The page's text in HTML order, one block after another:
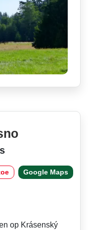
Google Maps
op Krásenský